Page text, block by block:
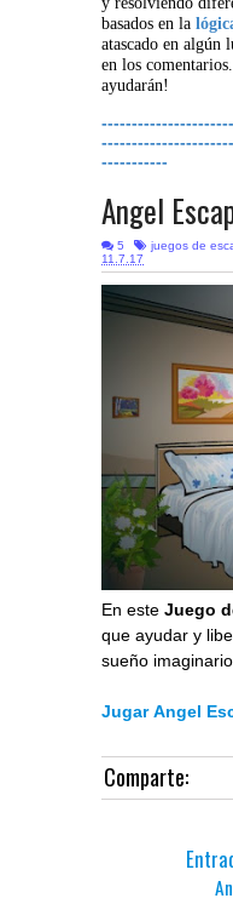
basados en la
atascado en algún
en los
ayudarán!
-----------
Angel
5 juegos de
11.7.17
En este Juego
que ayudar y
sueño
Jugar Angel
Comparte: